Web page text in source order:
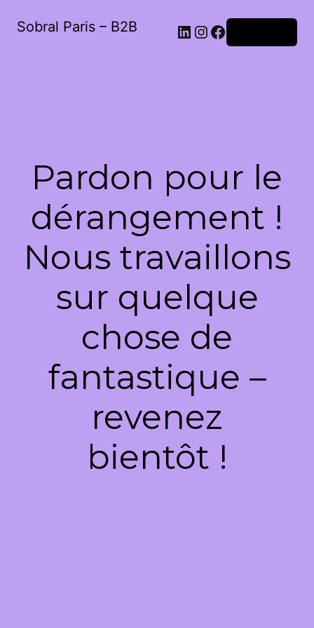
Sobral Paris – B2B LinkedIn
Instagram
Facebook
Pardon pour le
dérangement !
Nous travaillons
sur quelque
chose de
fantastique –
revenez
bientôt !